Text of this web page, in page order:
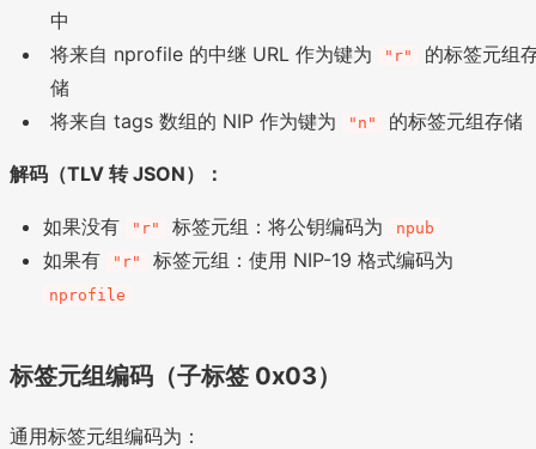
中
将来自 nprofile 的中继 URL 作为键为
"r"
的标签元组
储
将来自 tags 数组的 NIP 作为键为
"n" 的标签元组存储
解码（TLV 转 JSON）：
如果没有 "r" 标签元组：将公钥编码为 npub
如果有 "r" 标签元组：使用 NIP-19 格式编码为
nprofile
标签元组编码（子标签 0x03）
通用标签元组编码为：